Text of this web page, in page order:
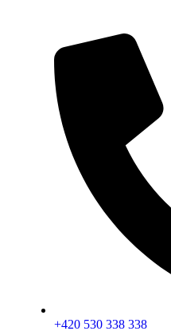
+420 530 338 338